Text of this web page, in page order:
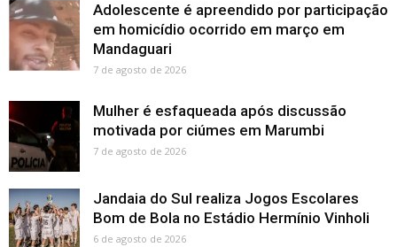
Adolescente é apreendido por participação
em homicídio ocorrido em março em
Mandaguari
7 de agosto de 2026
Mulher é esfaqueada após discussão
motivada por ciúmes em Marumbi
7 de agosto de 2026
Jandaia do Sul realiza Jogos Escolares
Bom de Bola no Estádio Hermínio Vinholi
6 de agosto de 2026